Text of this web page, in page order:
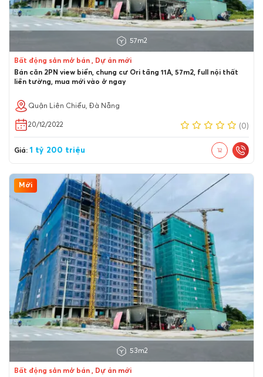
57m2
Bất động sản mở bán , Dự án mới
Bán căn 2PN view biển, chung cư Ori tầng 11A, 57m2, full nội thất
liền tường, mua mới vào ở ngay
Quận Liên Chiểu, Đà Nẵng
20/12/2022 (0)
Giá: 1 tỷ 200 triệu
Mới
53m2
Bất động sản mở bán , Dự án mới